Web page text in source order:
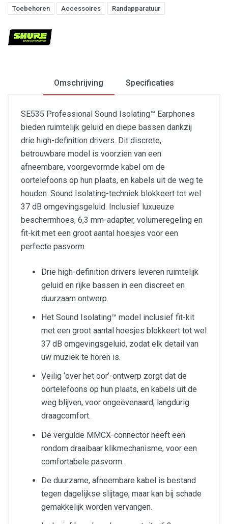
Toebehoren Accessoires Randapparatuur
Omschrijving Specificaties
SE535 Professional Sound Isolating™ Earphones
bieden ruimtelijk geluid en diepe bassen dankzij
drie high-definition drivers. Dit discrete,
betrouwbare model is voorzien van een
afneembare, voorgevormde kabel om de
oortelefoons op hun plaats, en kabels uit de weg te
houden. Sound Isolating-techniek blokkeert tot wel
37 dB omgevingsgeluid. Inclusief luxueuze
beschermhoes, 6,3 mm-adapter, volumeregeling en
fit-kit met een groot aantal hoesjes voor een
perfecte pasvorm.
Drie high-definition drivers leveren ruimtelijk
geluid en rijke bassen in een discreet en
duurzaam ontwerp.
Het Sound Isolating™ model inclusief fit-kit
met een groot aantal hoesjes blokkeert tot wel
37 dB omgevingsgeluid, zodat elk detail van
uw muziek te horen is.
Veilig ‘over het oor’-ontwerp zorgt dat de
oortelefoons op hun plaats, en kabels uit de
weg blijven, voor ongeëvenaard, langdurig
draagcomfort.
De vergulde MMCX-connector heeft een
rondom draaibaar klikmechanisme, voor een
comfortabele pasvorm.
De duurzame, afneembare kabel is bestand
tegen dagelijkse slijtage, maar kan bij schade
gemakkelijk worden vervangen.